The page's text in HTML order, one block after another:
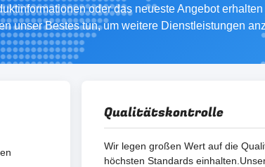
oder das neueste Angebot
unser Bestes tun, um weitere Dienstleistungen
Qualitätskontrolle
Wir legen großen Wert auf die
höchsten Standards